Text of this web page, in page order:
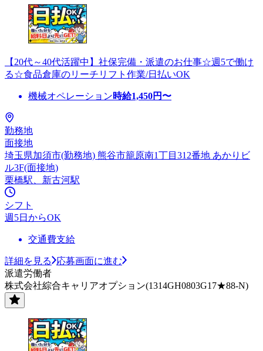
【20代～40代活躍中】社保完備・派遣のお仕事☆週5で働け
る☆食品倉庫のリーチリフト作業/日払いOK
機械オペレーション時給1,450円〜
勤務地
面接地
埼玉県加須市(勤務地) 熊谷市籠原南1丁目312番地 あかりビ
ル3F(面接地)
栗橋駅、新古河駅
シフト
週5日からOK
交通費支給
詳細を見る
応募画面に進む
派遣労働者
株式会社綜合キャリアオプション(1314GH0803G17★88-N)